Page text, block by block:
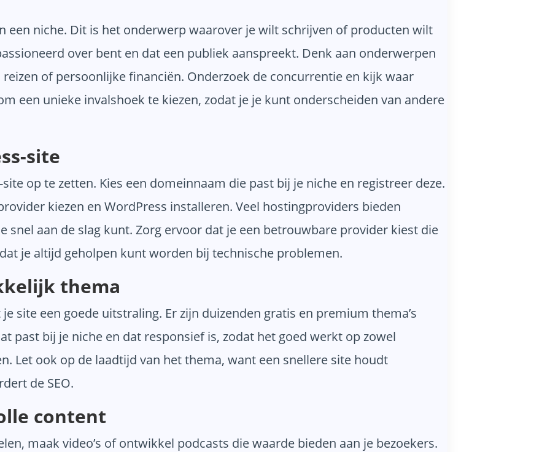
een niche. Dit is het onderwerp waarover je wilt schrijven of producten wilt
over bent en dat een publiek aanspreekt. Denk aan onderwerpen
of persoonlijke financiën. Onderzoek de concurrentie en kijk waar
een unieke invalshoek te kiezen, zodat je je kunt onderscheiden van andere
site
op te zetten. Kies een domeinnaam die past bij je niche en registreer deze.
kiezen en WordPress installeren. Veel hostingproviders bieden
snel aan de slag kunt. Zorg ervoor dat je een betrouwbare provider kiest die
je altijd geholpen kunt worden bij technische problemen.
thema
site een goede uitstraling. Er zijn duizenden gratis en premium thema’s
past bij je niche en dat responsief is, zodat het goed werkt op zowel
Let ook op de laadtijd van het thema, want een snellere site houdt
de SEO.
content
maak video’s of ontwikkel podcasts die waarde bieden aan je bezoekers.